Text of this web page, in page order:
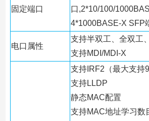
固定端口
口,2*10/100/
4*1000BASE-X SFP
电口属性
支持半双工、全双工
支持MDI/MDI-X
支持IRF2（最大支持9
支持LLDP
静态MAC配置
支持MAC地址学习数